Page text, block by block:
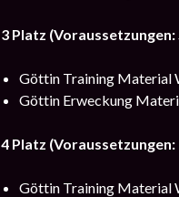
3 Platz
Göttin Training Material
Göttin Erweckung
4 Platz (Voraussetzungen:
Göttin Training Material